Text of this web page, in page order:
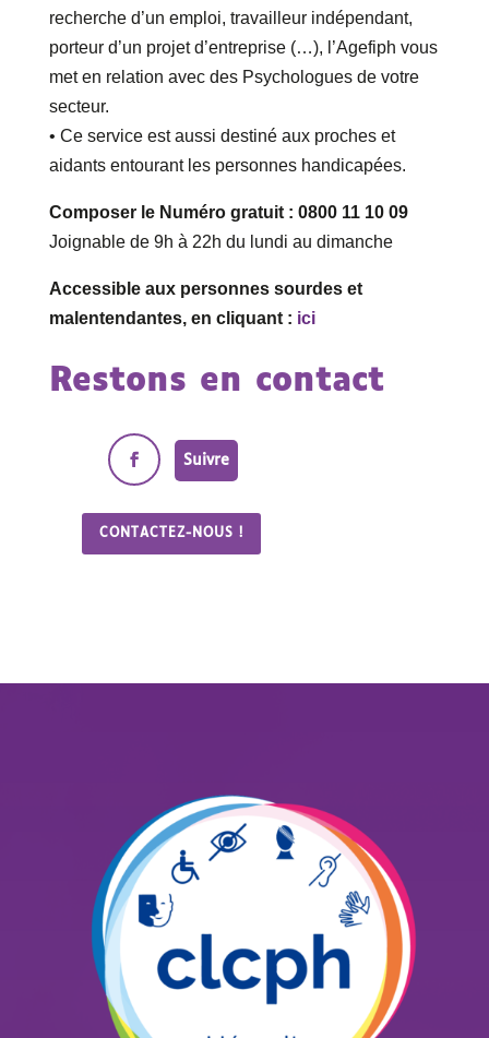
recherche d’un emploi, travailleur indépendant,
porteur d’un projet d’entreprise (…), l’Agefiph vous
met en relation avec des Psychologues de votre
secteur.
• Ce service est aussi destiné aux proches et
aidants entourant les personnes handicapées.
Composer le Numéro gratuit : 0800 11 10 09
Joignable de 9h à 22h du lundi au dimanche
Accessible aux personnes sourdes et
malentendantes, en cliquant : ici
Restons en contact
Suivre
CONTACTEZ-NOUS !